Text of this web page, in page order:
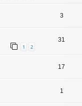
3
1 2
31
17
1